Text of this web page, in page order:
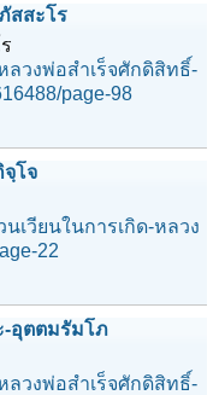
สสะโร
ลวงพ่อสำเร็จศักดิสิทธิ์-
page-98
โจ
นเวียนในการเกิด-หลวง
22
-อุตตมรัมโภ
ลวงพ่อสำเร็จศักดิสิทธิ์-